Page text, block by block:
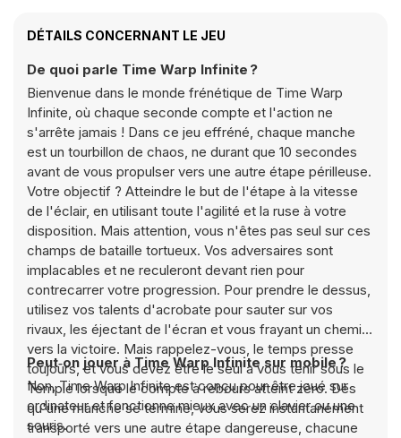
DÉTAILS CONCERNANT LE JEU
De quoi parle Time Warp Infinite ?
Bienvenue dans le monde frénétique de Time Warp
Infinite, où chaque seconde compte et l'action ne
s'arrête jamais ! Dans ce jeu effréné, chaque manche
est un tourbillon de chaos, ne durant que 10 secondes
avant de vous propulser vers une autre étape périlleuse.
Votre objectif ? Atteindre le but de l'étape à la vitesse
de l'éclair, en utilisant toute l'agilité et la ruse à votre
disposition. Mais attention, vous n'êtes pas seul sur ces
champs de bataille tortueux. Vos adversaires sont
implacables et ne reculeront devant rien pour
contrecarrer votre progression. Pour prendre le dessus,
utilisez vos talents d'acrobate pour sauter sur vos
rivaux, les éjectant de l'écran et vous frayant un chemin
vers la victoire. Mais rappelez-vous, le temps presse
toujours, et vous devez être le seul à vous tenir sous le
Temple lorsque le compte à rebours atteint zéro. Dès
qu'une manche se termine, vous serez instantanément
transporté vers une autre étape dangereuse, chacune
Peut‑on jouer à Time Warp Infinite sur mobile ?
Non, Time Warp Infinite est conçu pour être joué sur
ordinateur et fonctionne mieux avec un clavier ou une
souris.